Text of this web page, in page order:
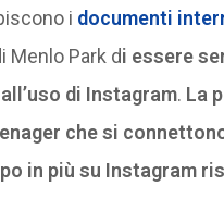
i documenti
Menlo Park di essere
di Instagram. La
che si
in più su Instagram